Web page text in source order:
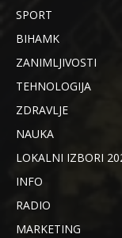
SPORT
BIHAMK
ZANIMLJIVOSTI
TEHNOLOGIJA
ZDRAVLJE
NAUKA
LOKALNI IZBORI
INFO
RADIO
MARKETING